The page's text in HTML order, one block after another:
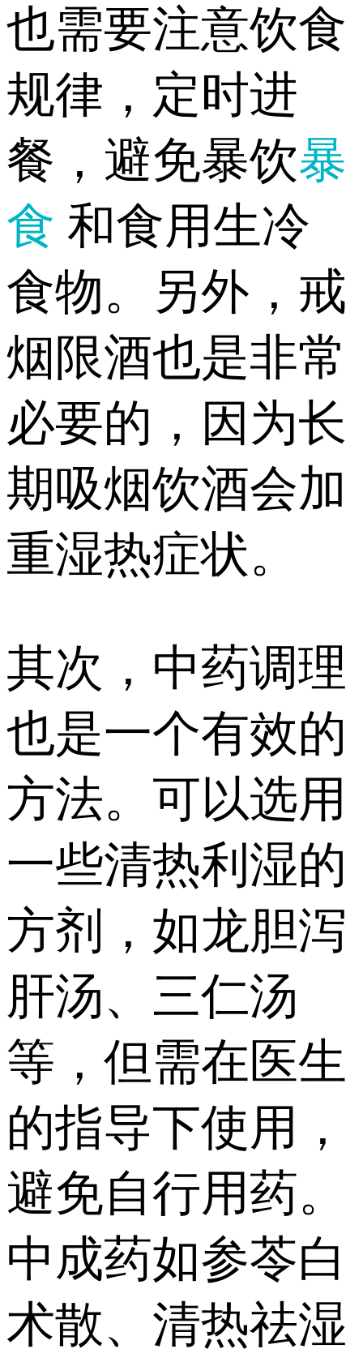
也需要注意饮食
规律，定时进
餐，避免暴饮暴
食 和食用生冷
食物。另外，戒
烟限酒也是非常
必要的，因为长
期吸烟饮酒会加
重湿热症状。
其次，中药调理
也是一个有效的
方法。可以选用
一些清热利湿的
方剂，如龙胆泻
肝汤、三仁汤
等，但需在医生
的指导下使用，
避免自行用药。
中成药如参苓白
术散、清热祛湿